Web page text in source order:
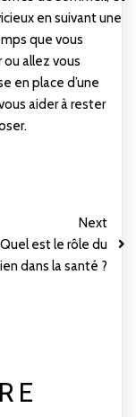
en suivant une
que vous
ou allez vous
en place d’une
aider à rester
Next
Quel est le rôle du
dans la santé ?